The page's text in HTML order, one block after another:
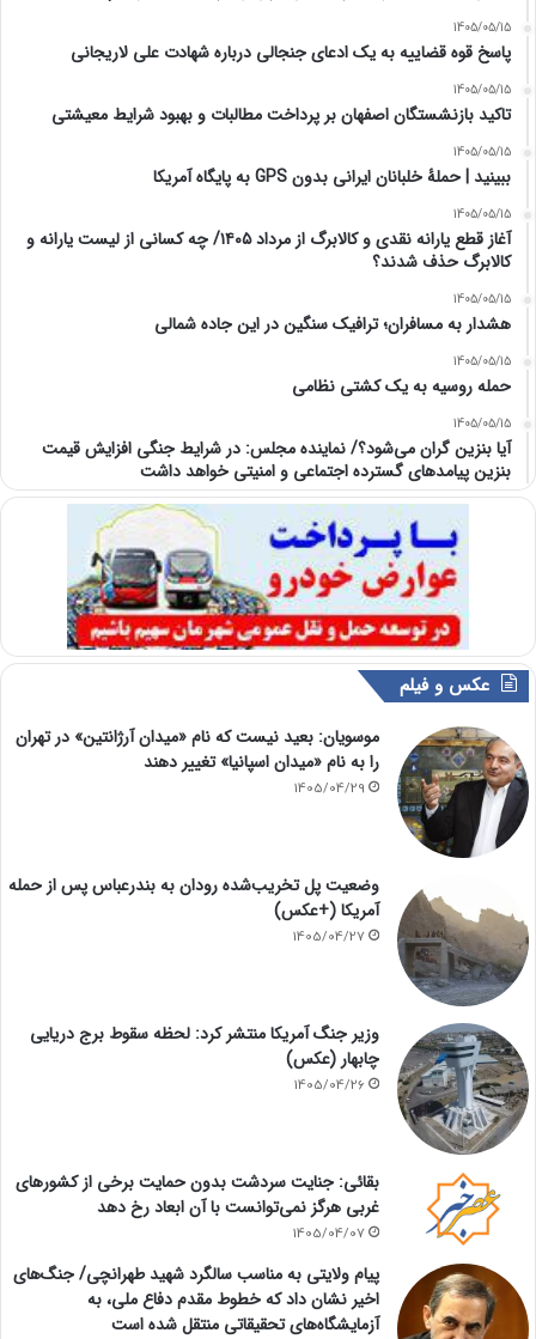
1405/05/15
پاسخ قوه قضاییه به یک ادعای جنجالی درباره شهادت علی لاریجانی
1405/05/15
تاکید بازنشستگان اصفهان بر پرداخت مطالبات و بهبود شرایط معیشتی
1405/05/15
ببینید | حملۀ خلبانان ایرانی بدون GPS به پایگاه آمریکا
1405/05/15
آغاز قطع یارانه نقدی و کالابرگ از مرداد ۱۴۰۵/ چه کسانی از لیست یارانه و
کالابرگ حذف شدند؟
1405/05/15
هشدار به مسافران؛ ترافیک سنگین در این جاده شمالی
1405/05/15
حمله روسیه به یک کشتی نظامی
1405/05/15
آیا بنزین گران می‌شود؟/ نماینده مجلس: در شرایط جنگی افزایش قیمت
بنزین پیامدهای گسترده اجتماعی و امنیتی خواهد داشت
عکس و فیلم
موسویان: بعید نیست که نام «میدان آرژانتین» در تهران
را به نام «میدان اسپانیا» تغییر دهند
1405/04/29
وضعیت پل تخریب‌شده رودان به بندرعباس پس از حمله
آمریکا (+عکس)
1405/04/27
وزیر جنگ آمریکا منتشر کرد: لحظه سقوط برج دریایی
چابهار (عکس)
1405/04/26
بقائی: جنایت سردشت بدون حمایت برخی از کشورهای
غربی هرگز نمی‌توانست با آن ابعاد رخ دهد
1405/04/07
پیام ولایتی به مناسب سالگرد شهید طهرانچی/ جنگ‌های
اخیر نشان داد که خطوط مقدم دفاع ملی، به
آزمایشگاه‌های تحقیقاتی منتقل شده است